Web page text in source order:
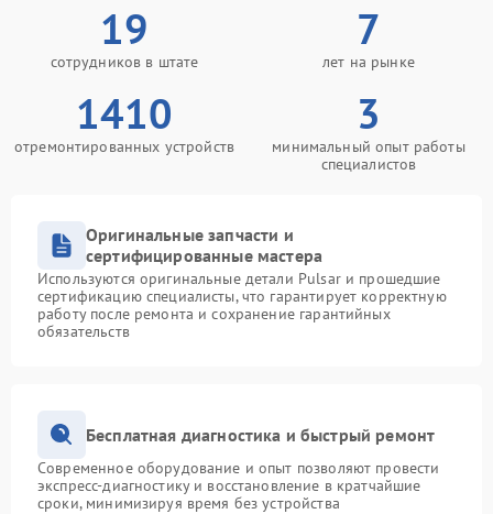
19
сотрудников в штате
7
лет на рынке
1410
отремонтированных устройств
3
минимальный опыт работы
специалистов
Оригинальные запчасти и
сертифицированные мастера
Используются оригинальные детали Pulsar и прошедшие
сертификацию специалисты, что гарантирует корректную
работу после ремонта и сохранение гарантийных
обязательств
Бесплатная диагностика и быстрый ремонт
Современное оборудование и опыт позволяют провести
экспресс-диагностику и восстановление в кратчайшие
сроки, минимизируя время без устройства